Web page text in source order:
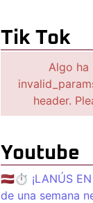
Tik Tok
Algo ha
header.
Youtube
🇱🇻⏱️ ¡LANÚS EN
de una semana